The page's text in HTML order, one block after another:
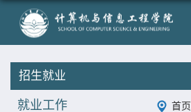
招生就业
首页
就业工作